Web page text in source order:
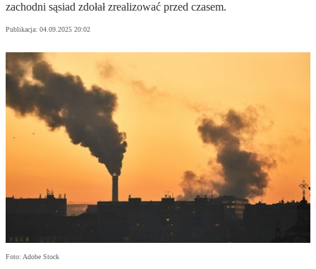
zachodni sąsiad zdołał zrealizować przed czasem.
Publikacja: 04.09.2025 20:02
Foto: Adobe Stock